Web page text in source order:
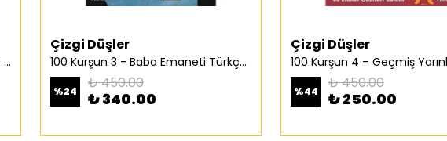
100 Kurşun 2 – Anlık Fırsatlar Türkçe Çizgi Roman
Çizgi Düşler
100 Kurşun 3 - Baba Emaneti Türkçe Çizgi Roman
%24 ₺ 450.00
₺ 340.00
Çizgi Düşler
%44 ₺ 450.00
₺ 250.00